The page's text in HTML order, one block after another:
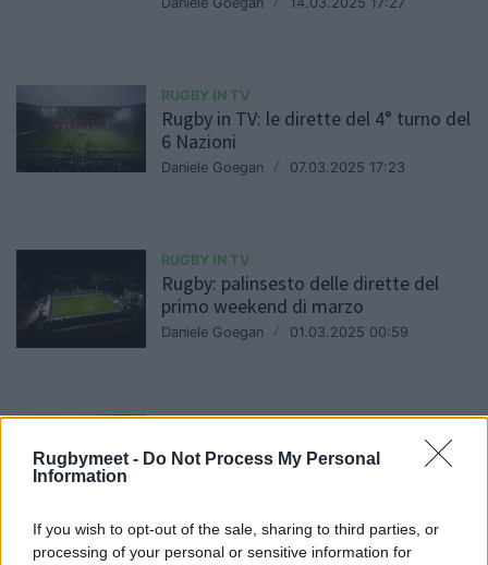
Rugbymeet - Do Not Process My Personal
Information
If you wish to opt-out of the sale, sharing to third parties, or
processing of your personal or sensitive information for
RUGBY IN TV
Rugby in TV: le dirette del 4° turno del
6 Nazioni
Daniele Goegan / 07.03.2025 17:23
RUGBY IN TV
Rugby: palinsesto delle dirette del
primo weekend di marzo
Daniele Goegan / 01.03.2025 00:59
Rugby in TV: le dirette del 3° turno del
6 Nazioni